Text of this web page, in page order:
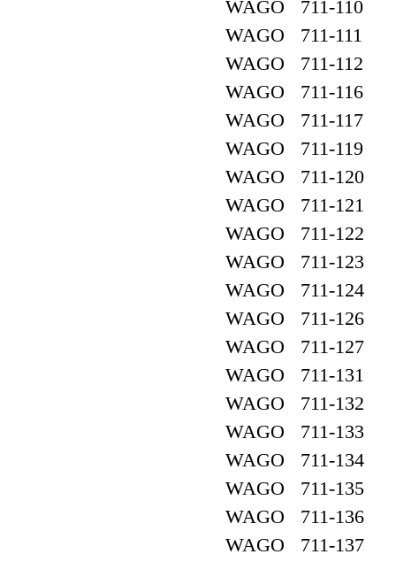
WAGO 711-110
WAGO 711-111
WAGO 711-112
WAGO 711-116
WAGO 711-117
WAGO 711-119
WAGO 711-120
WAGO 711-121
WAGO 711-122
WAGO 711-123
WAGO 711-124
WAGO 711-126
WAGO 711-127
WAGO 711-131
WAGO 711-132
WAGO 711-133
WAGO 711-134
WAGO 711-135
WAGO 711-136
WAGO 711-137